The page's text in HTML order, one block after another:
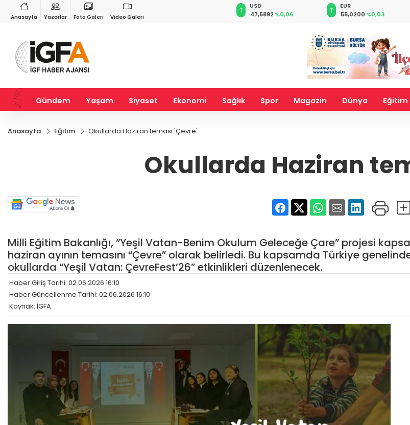
Anasayfa Yazarlar Foto Galeri Video Galeri
%0,15
GAU/TRY
6.533,68%0,58
USD
47,5892 %0,06
EUR
55,0200 %0,03
Gündem Yaşam Siyaset Ekonomi Sağlık Spor Magazin Dünya Eğitim
Anasayfa Eğitim Okullarda Haziran teması 'Çevre'
Okullarda Haziran
Milli Eğitim Bakanlığı, “Yeşil Vatan-Benim Okulum Geleceğe Çare” projesi
haziran ayının temasını “Çevre” olarak belirledi. Bu kapsamda Türkiye
okullarda “Yeşil Vatan: ÇevreFest’26” etkinlikleri düzenlenecek.
Haber Giriş Tarihi: 02.06.2026 16:10
Haber Güncellenme Tarihi: 02.06.2026 16:10
Kaynak: İGFA